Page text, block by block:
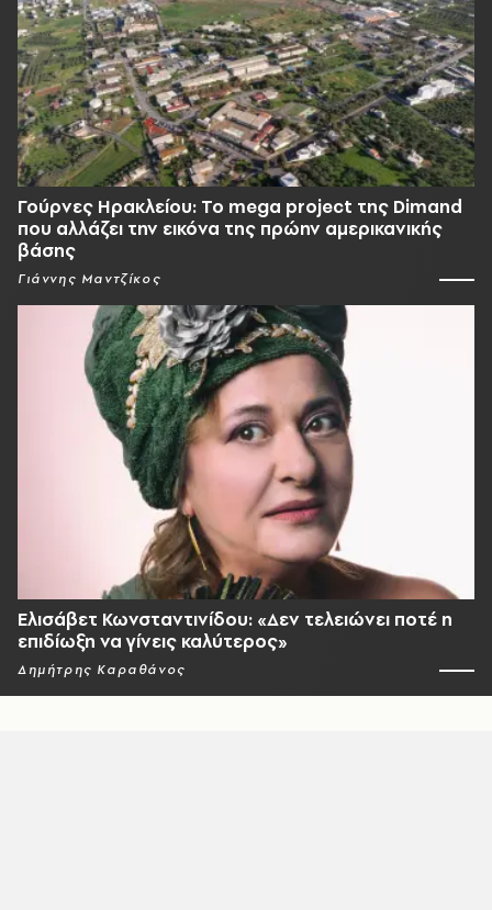
Γούρνες Ηρακλείου: To mega project της Dimand
που αλλάζει την εικόνα της πρώην αμερικανικής
βάσης
Γιάννης Μαντζίκος
Ελισάβετ Κωνσταντινίδου: «Δεν τελειώνει ποτέ η
επιδίωξη να γίνεις καλύτερος»
Δημήτρης Καραθάνος